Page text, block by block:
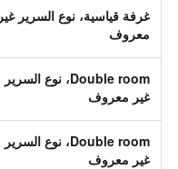
غرفة قياسية، نوع السرير غير
معروف
Double room، نوع السرير
غير معروف
Double room، نوع السرير
غير معروف